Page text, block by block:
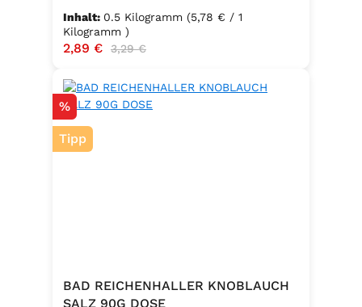
Inhalt: 0.5 Kilogramm (5,78 € / 1
Kilogramm )
Verkaufspreis:
2,89 € Regulärer Preis:
3,29 €
Rabatt
%
Tipp
BAD REICHENHALLER KNOBLAUCH
SALZ 90G DOSE